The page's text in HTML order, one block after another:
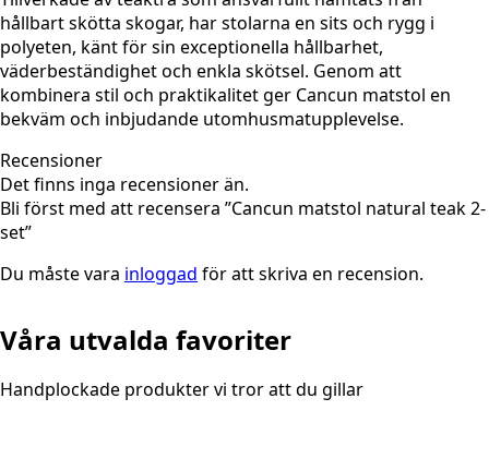
hållbart skötta skogar, har stolarna en sits och rygg i
polyeten, känt för sin exceptionella hållbarhet,
väderbeständighet och enkla skötsel. Genom att
kombinera stil och praktikalitet ger Cancun matstol en
bekväm och inbjudande utomhusmatupplevelse.
Recensioner
Det finns inga recensioner än.
Bli först med att recensera ”Cancun matstol natural teak 2-
set”
Du måste vara inloggad för att skriva en recension.
Våra utvalda favoriter
Handplockade produkter vi tror att du gillar